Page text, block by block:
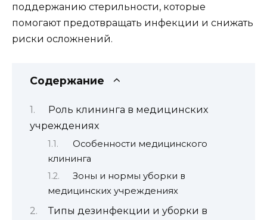
поддержанию стерильности, которые
помогают предотвращать инфекции и снижать
риски осложнений.
Содержание
Роль клининга в медицинских
учреждениях
Особенности медицинского
клининга
Зоны и нормы уборки в
медицинских учреждениях
Типы дезинфекции и уборки в